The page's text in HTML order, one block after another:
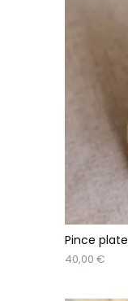
Pince
40,00 €